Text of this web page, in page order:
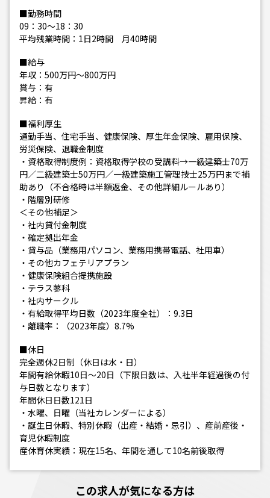
■勤務時間
09：30～18：30
平均残業時間：1日2時間 月40時間
■給与
年収：500万円～800万円
賞与：有
昇給：有
■福利厚生
通勤手当、住宅手当、健康保険、厚生年金保険、雇用保険、
労災保険、退職金制度
・資格取得制度例：資格取得学校の受講料→一級建築士70万
円／二級建築士50万円／一級建築施工管理技士25万円まで補
助あり（不合格時は半額返金、その他詳細ルールあり）
・階層別研修
＜その他補足＞
・社内貸付金制度
・確定拠出年金
・貸与品（業務用パソコン、業務用携帯電話、社用車）
・その他カフェテリアプラン
・健康保険組合提携施設
・テラス蓼科
・社内サークル
・有給取得平均日数（2023年度全社）：9.3日
・離職率：（2023年度）8.7%
■休日
完全週休2日制（休日は水・日）
年間有給休暇10日～20日（下限日数は、入社半年経過後の付
与日数となります）
年間休日日数121日
・水曜、日曜（当社カレンダーによる）
・誕生日休暇、特別休暇（出産・結婚・忌引）、産前産後・
育児休暇制度
産休育休実績：現在15名、年間を通して10名前後取得
この求人が気になる方は